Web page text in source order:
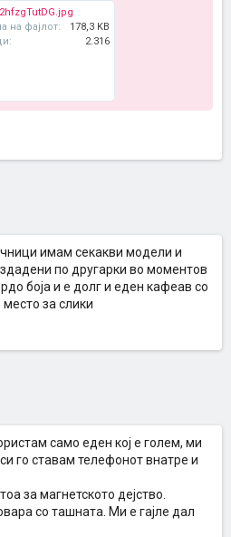
на фајлот:
178,3 KB
2.316
имам секакви модели и
по другарки во моментов
боја и е долг и еден кафеав со
за слики
само еден кој е голем, ми
го ставам телефонот внатре и
за магнетското дејство.
со ташната. Ми е гајле дал